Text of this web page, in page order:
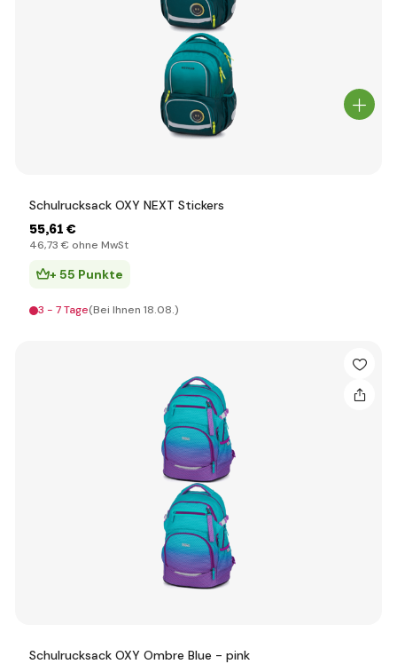
Schulrucksack OXY NEXT Stickers
55,61 €
46,73 € ohne MwSt
+ 55 Punkte
3 - 7 Tage(Bei Ihnen 18.08.)
Schulrucksack OXY Ombre Blue - pink